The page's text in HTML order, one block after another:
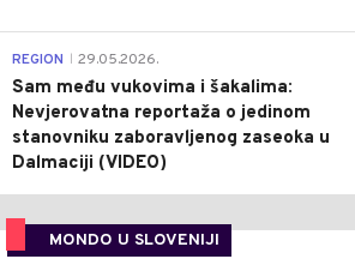
REGION 29.05.2026.
Sam među vukovima i šakalima:
Nevjerovatna reportaža o jedinom
stanovniku zaboravljenog zaseoka u
Dalmaciji (VIDEO)
MONDO U SLOVENIJI